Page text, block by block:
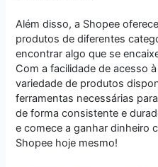
Além disso, a Shopee
produtos de diferentes
encontrar algo que se
Com a facilidade de acesso
variedade de produtos
ferramentas necessárias
de forma consistente e
e comece a ganhar dinheiro
Shopee hoje mesmo!